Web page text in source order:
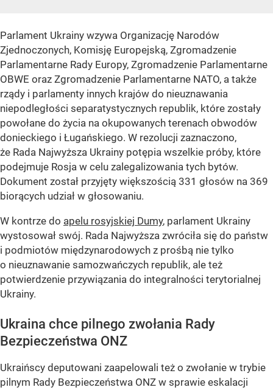
Parlament Ukrainy wzywa Organizację Narodów
Zjednoczonych, Komisję Europejską, Zgromadzenie
Parlamentarne Rady Europy, Zgromadzenie Parlamentarne
OBWE oraz Zgromadzenie Parlamentarne NATO, a także
rządy i parlamenty innych krajów do nieuznawania
niepodległości separatystycznych republik, które zostały
powołane do życia na okupowanych terenach obwodów
donieckiego i Ługańskiego. W rezolucji zaznaczono,
że Rada Najwyższa Ukrainy potępia wszelkie próby, które
podejmuje Rosja w celu zalegalizowania tych bytów.
Dokument został przyjęty większością 331 głosów na 369
biorących udział w głosowaniu.
W kontrze do apelu rosyjskiej Dumy, parlament Ukrainy
wystosował swój. Rada Najwyższa zwróciła się do państw
i podmiotów międzynarodowych z prośbą nie tylko
o nieuznawanie samozwańczych republik, ale też
potwierdzenie przywiązania do integralności terytorialnej
Ukrainy.
Ukraina chce pilnego zwołania Rady
Bezpieczeństwa ONZ
Ukraińscy deputowani zaapelowali też o zwołanie w trybie
pilnym Rady Bezpieczeństwa ONZ w sprawie eskalacji